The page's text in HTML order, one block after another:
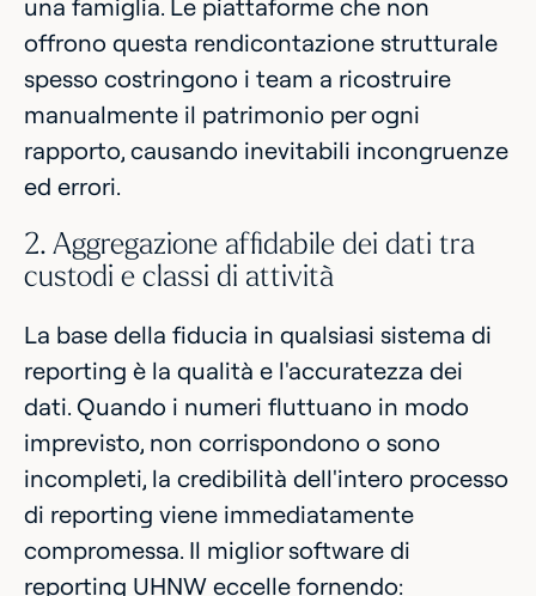
una famiglia. Le piattaforme che non
offrono questa rendicontazione strutturale
spesso costringono i team a ricostruire
manualmente il patrimonio per ogni
rapporto, causando inevitabili incongruenze
ed errori.
2. Aggregazione affidabile dei dati tra
custodi e classi di attività
La base della fiducia in qualsiasi sistema di
reporting è la qualità e l'accuratezza dei
dati. Quando i numeri fluttuano in modo
imprevisto, non corrispondono o sono
incompleti, la credibilità dell'intero processo
di reporting viene immediatamente
compromessa. Il miglior software di
reporting UHNW eccelle fornendo: